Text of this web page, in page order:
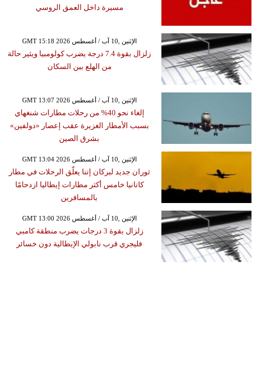
مسيرة داخل العمق الروسي
GMT 15:18 2026 الإثنين ,10 آب / أغسطس
زلزال بقوة 7.4 درجة يضرب كولومبيا ويثير حالة
من الهلع بين السكان
GMT 13:07 2026 الإثنين ,10 آب / أغسطس
إلغاء نحو 40% من رحلات مطارات شنغهاي
بسبب الأمطار الغزيرة عقب إعصار «دولفين»
بشرق الصين
GMT 13:04 2026 الإثنين ,10 آب / أغسطس
ثوران جديد لبركان إتنا يعلّق الرحلات في مطار
كاتانيا خامس أكثر مطارات إيطاليا ازدحامًا
بالمسافرين
GMT 13:00 2026 الإثنين ,10 آب / أغسطس
زلزال بقوة 3 درجات يضرب منطقة كامبي
فليجري قرب نابولي الإيطالية دون خسائر